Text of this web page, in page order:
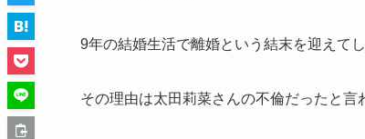
9年の結婚生活で離婚という結末を迎えてし
その理由は太田莉菜さんの不倫だったと言